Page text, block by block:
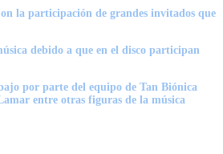
la participación de grandes invitados que
debido a que en el disco participan
por parte del equipo de Tan Biónica
entre otras figuras de la música